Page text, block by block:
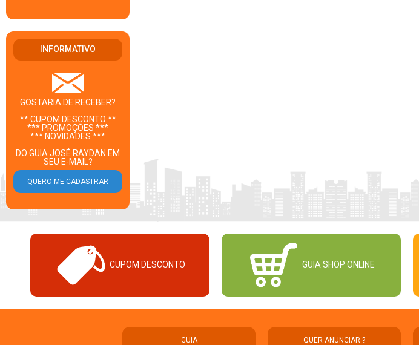
INFORMATIVO
GOSTARIA DE RECEBER?
** CUPOM DESCONTO **
*** PROMOÇÕES ***
*** NOVIDADES ***
DO GUIA JOSÉ RAYDAN EM
SEU E-MAIL?
CUPOM DESCONTO GUIA SHOP ONLINE
GUIA QUER ANUNCIAR ?